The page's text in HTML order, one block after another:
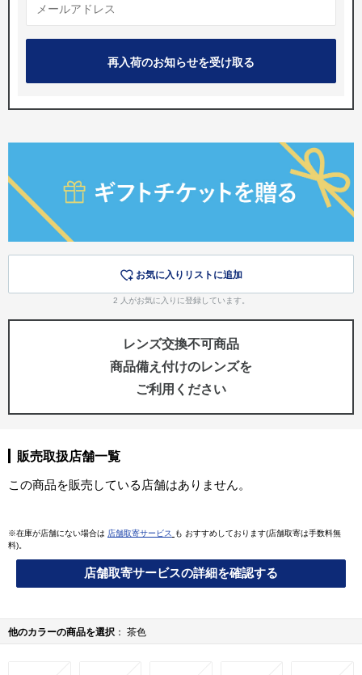
お気に入りリストに追加
2 人がお気に入りに登録しています。
レンズ交換不可商品
商品備え付けのレンズを
ご利用ください
販売取扱店舗一覧
この商品を販売している店舗はありません。
※在庫が店舗にない場合は 店舗取寄サービス
も おすすめしております(店舗取寄は手数料無
料)。
店舗取寄サービスの詳細を確認する
他のカラーの商品を選択 茶色